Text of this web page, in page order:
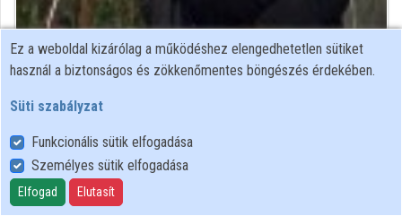
Közreműködő felvételei
Névjegyek
Névjegy
Informatikai és Hírközlési Minisztérium
Ez a weboldal kizárólag a működéshez elengedhetetlen sütiket
használ a biztonságos és zökkenőmentes böngészés érdekében.
Süti szabályzat
Funkcionális sütik elfogadása
Személyes sütik elfogadása
Elfogad Elutasít